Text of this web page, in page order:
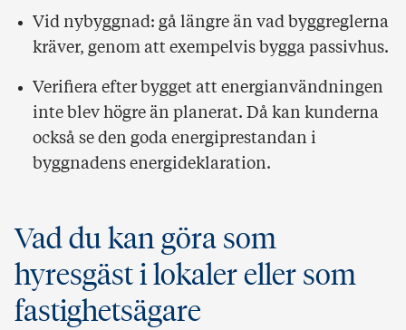
Vid nybyggnad: gå längre än vad byggreglerna
kräver, genom att exempelvis bygga passivhus.
Verifiera efter bygget att energianvändningen
inte blev högre än planerat. Då kan kunderna
också se den goda energiprestandan i
byggnadens energideklaration.
Vad du kan göra som
hyresgäst i lokaler eller som
fastighetsägare